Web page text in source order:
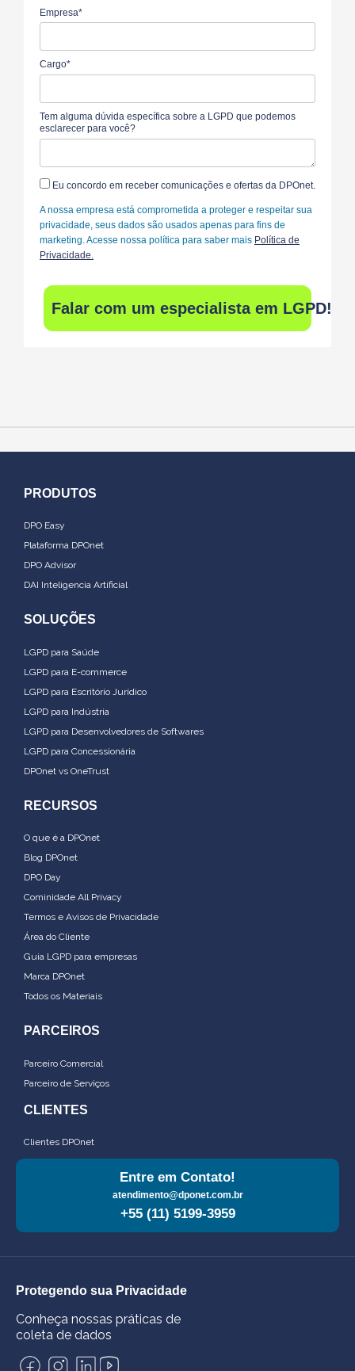
Empresa*
Cargo*
Tem alguma dúvida específica sobre a LGPD que podemos
esclarecer para você?
Eu concordo em receber comunicações e ofertas da DPOnet.
A nossa empresa está comprometida a proteger e respeitar sua
privacidade, seus dados são usados apenas para fins de
marketing. Acesse nossa política para saber mais Política de
Privacidade.
Falar com um especialista em LGPD!
PRODUTOS
DPO Easy
Plataforma DPOnet
DPO Advisor
DAI Inteligencia Artificial
SOLUÇÕES
LGPD para Saúde
LGPD para E-commerce
LGPD para Escritório Jurídico
LGPD para Indústria
LGPD para Desenvolvedores de Softwares
LGPD para Concessionária
DPOnet vs OneTrust
RECURSOS
O que é a DPOnet
Blog DPOnet
DPO Day
Cominidade All Privacy
Termos e Avisos de Privacidade
Área do Cliente
Guia LGPD para empresas
Marca DPOnet
Todos os Materiais
PARCEIROS
Parceiro Comercial
Parceiro de Serviços
CLIENTES
Clientes DPOnet
Entre em Contato!
atendimento@dponet.com.br
+55 (11) 5199-3959
Protegendo sua Privacidade
Conheça nossas práticas de
coleta de dados